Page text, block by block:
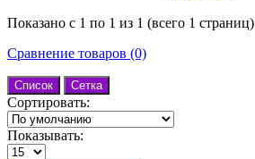
Показано с 1 по 1 из 1 (всего 1 страниц)
Сравнение товаров (0)
Список Сетка
Сортировать:
Показывать: